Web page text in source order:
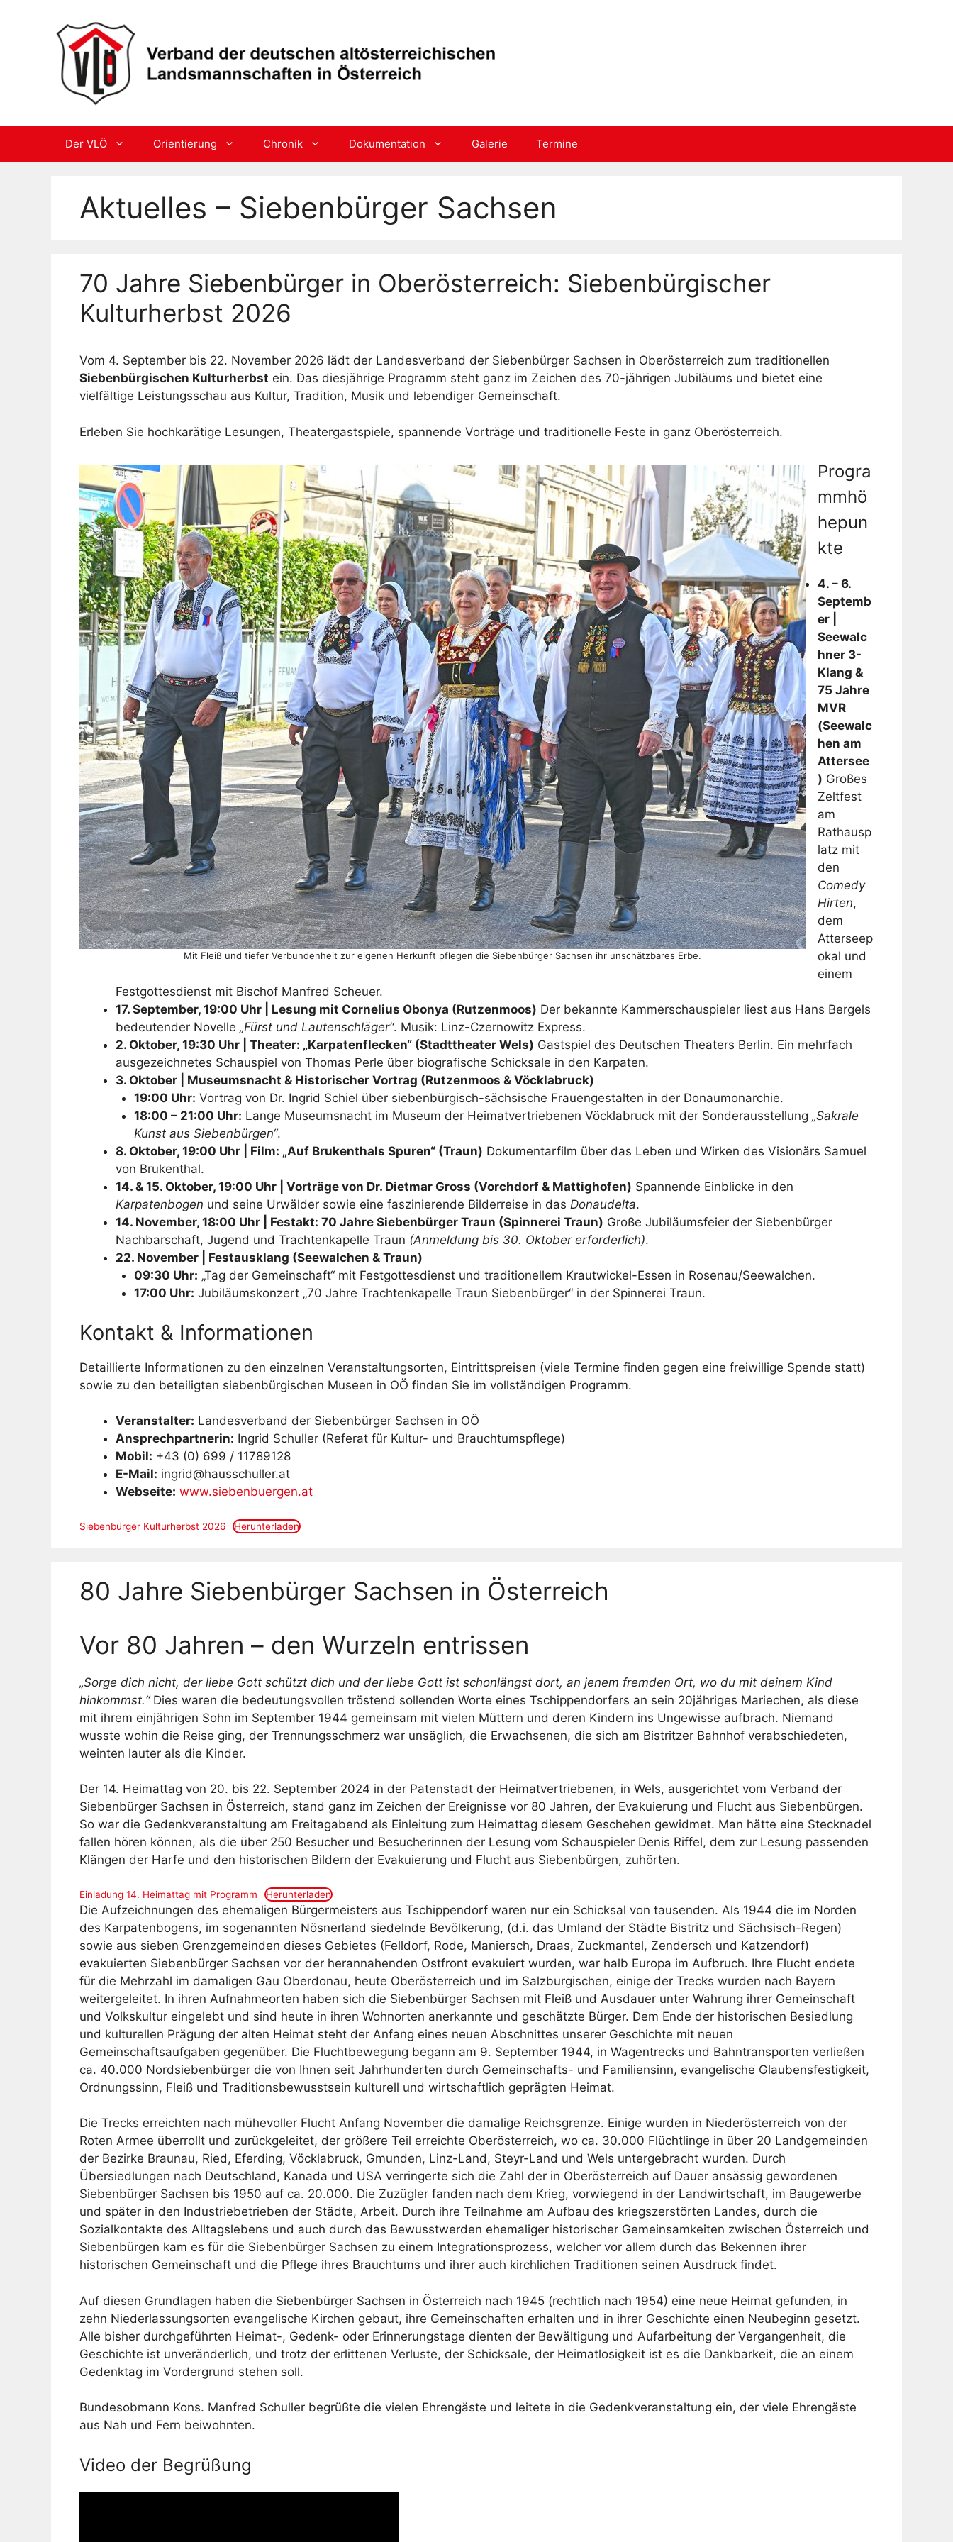
Der VLÖ Orientierung Chronik Dokumentation Galerie Termine
Aktuelles – Siebenbürger Sachsen
70 Jahre Siebenbürger in Oberösterreich: Siebenbürgischer
Kulturherbst 2026
Vom 4. September bis 22. November 2026 lädt der Landesverband der Siebenbürger Sachsen in Oberösterreich zum traditionellen
Siebenbürgischen Kulturherbst ein. Das diesjährige Programm steht ganz im Zeichen des 70-jährigen Jubiläums und bietet eine
vielfältige Leistungsschau aus Kultur, Tradition, Musik und lebendiger Gemeinschaft.
Erleben Sie hochkarätige Lesungen, Theatergastspiele, spannende Vorträge und traditionelle Feste in ganz Oberösterreich.
Mit Fleiß und tiefer Verbundenheit zur eigenen Herkunft pflegen die Siebenbürger Sachsen ihr unschätzbares Erbe.
Progra
mmhö
hepun
kte
4. – 6.
Septemb
er |
Seewalc
hner 3-
Klang &
75 Jahre
MVR
(Seewalc
hen am
Attersee
) Großes
Zeltfest
am
Rathausp
latz mit
den
Comedy
Hirten,
dem
Atterseep
okal und
einem
Festgottesdienst mit Bischof Manfred Scheuer.
17. September, 19:00 Uhr | Lesung mit Cornelius Obonya (Rutzenmoos) Der bekannte Kammerschauspieler liest aus Hans Bergels
bedeutender Novelle „Fürst und Lautenschläger“. Musik: Linz-Czernowitz Express.
2. Oktober, 19:30 Uhr | Theater: „Karpatenflecken“ (Stadttheater Wels) Gastspiel des Deutschen Theaters Berlin. Ein mehrfach
ausgezeichnetes Schauspiel von Thomas Perle über biografische Schicksale in den Karpaten.
3. Oktober | Museumsnacht & Historischer Vortrag (Rutzenmoos & Vöcklabruck)
19:00 Uhr: Vortrag von Dr. Ingrid Schiel über siebenbürgisch-sächsische Frauengestalten in der Donaumonarchie.
18:00 – 21:00 Uhr: Lange Museumsnacht im Museum der Heimatvertriebenen Vöcklabruck mit der Sonderausstellung „Sakrale
Kunst aus Siebenbürgen“.
8. Oktober, 19:00 Uhr | Film: „Auf Brukenthals Spuren“ (Traun) Dokumentarfilm über das Leben und Wirken des Visionärs Samuel
von Brukenthal.
14. & 15. Oktober, 19:00 Uhr | Vorträge von Dr. Dietmar Gross (Vorchdorf & Mattighofen) Spannende Einblicke in den
Karpatenbogen und seine Urwälder sowie eine faszinierende Bilderreise in das Donaudelta.
14. November, 18:00 Uhr | Festakt: 70 Jahre Siebenbürger Traun (Spinnerei Traun) Große Jubiläumsfeier der Siebenbürger
Nachbarschaft, Jugend und Trachtenkapelle Traun (Anmeldung bis 30. Oktober erforderlich).
22. November | Festausklang (Seewalchen & Traun)
09:30 Uhr: „Tag der Gemeinschaft“ mit Festgottesdienst und traditionellem Krautwickel-Essen in Rosenau/Seewalchen.
17:00 Uhr: Jubiläumskonzert „70 Jahre Trachtenkapelle Traun Siebenbürger“ in der Spinnerei Traun.
Kontakt & Informationen
Detaillierte Informationen zu den einzelnen Veranstaltungsorten, Eintrittspreisen (viele Termine finden gegen eine freiwillige Spende statt)
sowie zu den beteiligten siebenbürgischen Museen in OÖ finden Sie im vollständigen Programm.
Veranstalter: Landesverband der Siebenbürger Sachsen in OÖ
Ansprechpartnerin: Ingrid Schuller (Referat für Kultur- und Brauchtumspflege)
Mobil: +43 (0) 699 / 11789128
E-Mail: ingrid@hausschuller.at
Webseite: www.siebenbuergen.at
Siebenbürger Kulturherbst 2026 Herunterladen
80 Jahre Siebenbürger Sachsen in Österreich
Vor 80 Jahren – den Wurzeln entrissen
„Sorge dich nicht, der liebe Gott schützt dich und der liebe Gott ist schonlängst dort, an jenem fremden Ort, wo du mit deinem Kind
hinkommst.“Dies waren die bedeutungsvollen tröstend sollenden Worte eines Tschippendorfers an sein 20jähriges Mariechen, als diese
mit ihrem einjährigen Sohn im September 1944 gemeinsam mit vielen Müttern und deren Kindern ins Ungewisse aufbrach. Niemand
wusste wohin die Reise ging, der Trennungsschmerz war unsäglich, die Erwachsenen, die sich am Bistritzer Bahnhof verabschiedeten,
weinten lauter als die Kinder.
Der 14. Heimattag von 20. bis 22. September 2024 in der Patenstadt der Heimatvertriebenen, in Wels, ausgerichtet vom Verband der
Siebenbürger Sachsen in Österreich, stand ganz im Zeichen der Ereignisse vor 80 Jahren, der Evakuierung und Flucht aus Siebenbürgen.
So war die Gedenkveranstaltung am Freitagabend als Einleitung zum Heimattag diesem Geschehen gewidmet. Man hätte eine Stecknadel
fallen hören können, als die über 250 Besucher und Besucherinnen der Lesung vom Schauspieler Denis Riffel, dem zur Lesung passenden
Klängen der Harfe und den historischen Bildern der Evakuierung und Flucht aus Siebenbürgen, zuhörten.
Einladung 14. Heimattag mit Programm Herunterladen
Die Aufzeichnungen des ehemaligen Bürgermeisters aus Tschippendorf waren nur ein Schicksal von tausenden. Als 1944 die im Norden
des Karpatenbogens, im sogenannten Nösnerland siedelnde Bevölkerung, (d.i. das Umland der Städte Bistritz und Sächsisch-Regen)
sowie aus sieben Grenzgemeinden dieses Gebietes (Felldorf, Rode, Maniersch, Draas, Zuckmantel, Zendersch und Katzendorf)
evakuierten Siebenbürger Sachsen vor der herannahenden Ostfront evakuiert wurden, war halb Europa im Aufbruch. Ihre Flucht endete
für die Mehrzahl im damaligen Gau Oberdonau, heute Oberösterreich und im Salzburgischen, einige der Trecks wurden nach Bayern
weitergeleitet. In ihren Aufnahmeorten haben sich die Siebenbürger Sachsen mit Fleiß und Ausdauer unter Wahrung ihrer Gemeinschaft
und Volkskultur eingelebt und sind heute in ihren Wohnorten anerkannte und geschätzte Bürger. Dem Ende der historischen Besiedlung
und kulturellen Prägung der alten Heimat steht der Anfang eines neuen Abschnittes unserer Geschichte mit neuen
Gemeinschaftsaufgaben gegenüber. Die Fluchtbewegung begann am 9. September 1944, in Wagentrecks und Bahntransporten verließen
ca. 40.000 Nordsiebenbürger die von Ihnen seit Jahrhunderten durch Gemeinschafts- und Familiensinn, evangelische Glaubensfestigkeit,
Ordnungssinn, Fleiß und Traditionsbewusstsein kulturell und wirtschaftlich geprägten Heimat.
Die Trecks erreichten nach mühevoller Flucht Anfang November die damalige Reichsgrenze. Einige wurden in Niederösterreich von der
Roten Armee überrollt und zurückgeleitet, der größere Teil erreichte Oberösterreich, wo ca. 30.000 Flüchtlinge in über 20 Landgemeinden
der Bezirke Braunau, Ried, Eferding, Vöcklabruck, Gmunden, Linz-Land, Steyr-Land und Wels untergebracht wurden. Durch
Übersiedlungen nach Deutschland, Kanada und USA verringerte sich die Zahl der in Oberösterreich auf Dauer ansässig gewordenen
Siebenbürger Sachsen bis 1950 auf ca. 20.000. Die Zuzügler fanden nach dem Krieg, vorwiegend in der Landwirtschaft, im Baugewerbe
und später in den Industriebetrieben der Städte, Arbeit. Durch ihre Teilnahme am Aufbau des kriegszerstörten Landes, durch die
Sozialkontakte des Alltagslebens und auch durch das Bewusstwerden ehemaliger historischer Gemeinsamkeiten zwischen Österreich und
Siebenbürgen kam es für die Siebenbürger Sachsen zu einem Integrationsprozess, welcher vor allem durch das Bekennen ihrer
historischen Gemeinschaft und die Pflege ihres Brauchtums und ihrer auch kirchlichen Traditionen seinen Ausdruck findet.
Auf diesen Grundlagen haben die Siebenbürger Sachsen in Österreich nach 1945 (rechtlich nach 1954) eine neue Heimat gefunden, in
zehn Niederlassungsorten evangelische Kirchen gebaut, ihre Gemeinschaften erhalten und in ihrer Geschichte einen Neubeginn gesetzt.
Alle bisher durchgeführten Heimat-, Gedenk- oder Erinnerungstage dienten der Bewältigung und Aufarbeitung der Vergangenheit, die
Geschichte ist unveränderlich, und trotz der erlittenen Verluste, der Schicksale, der Heimatlosigkeit ist es die Dankbarkeit, die an einem
Gedenktag im Vordergrund stehen soll.
Bundesobmann Kons. Manfred Schuller begrüßte die vielen Ehrengäste und leitete in die Gedenkveranstaltung ein, der viele Ehrengäste
aus Nah und Fern beiwohnten.
Video der Begrüßung